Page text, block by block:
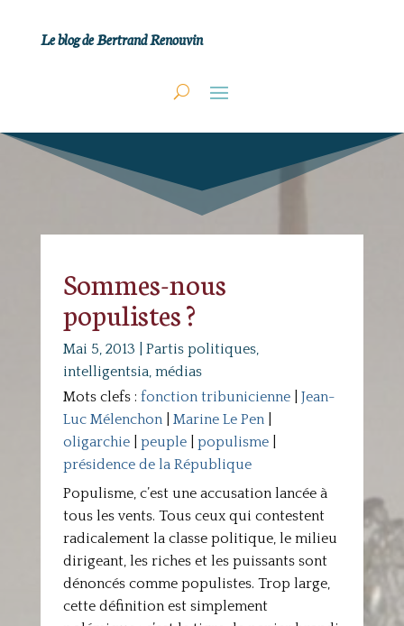
Le blog de Bertrand Renouvin
Sommes-nous
populistes ?
Mai 5, 2013
Partis politiques,
intelligentsia, médias
Mots clefs : fonction tribunicienne| Jean-
Luc Mélenchon| Marine Le Pen|
oligarchie| peuple| populisme|
présidence de la République
Populisme, c’est une accusation lancée à
tous les vents. Tous ceux qui contestent
radicalement la classe politique, le milieu
dirigeant, les riches et les puissants sont
dénoncés comme populistes. Trop large,
cette définition est simplement